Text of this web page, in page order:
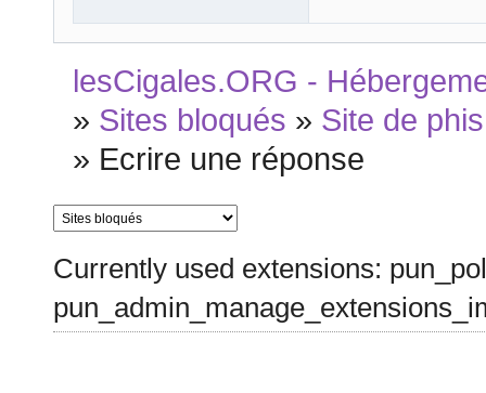
lesCigales.ORG -
» Sites bloqués » Site de
» Ecrire une réponse
Currently used extensions: